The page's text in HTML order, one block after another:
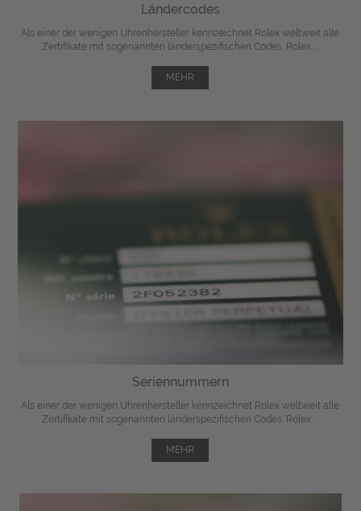
Ländercodes
Als einer der wenigen Uhrenhersteller kennzeichnet Rolex weltweit alle
Zertifikate mit sogenannten länderspezifischen Codes. Rolex ...
MEHR
Seriennummern
Als einer der wenigen Uhrenhersteller kennzeichnet Rolex weltweit alle
Zertifikate mit sogenannten länderspezifischen Codes. Rolex ...
MEHR